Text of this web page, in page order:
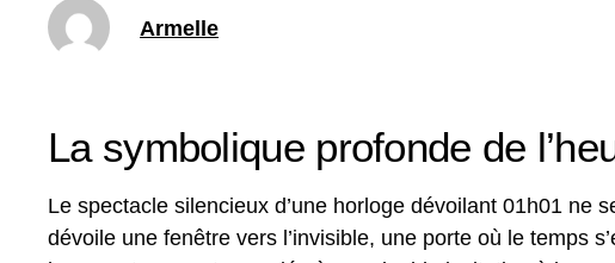
Armelle
La symbolique profonde de
Le spectacle silencieux d’une horloge dévoilant 01h01 ne
dévoile une fenêtre vers l’invisible, une porte où le temps